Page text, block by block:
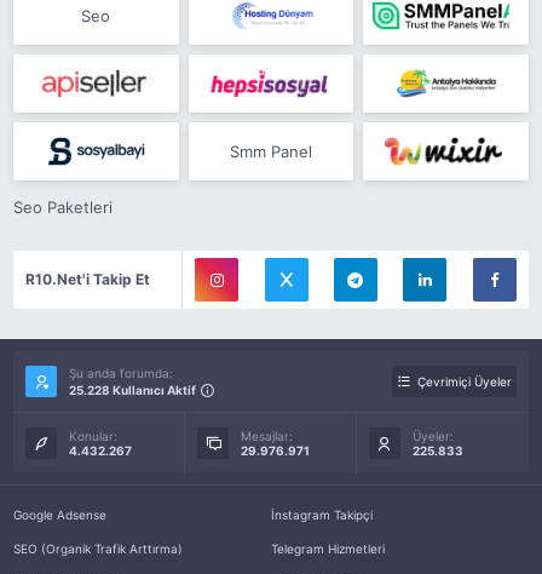
Seo
Smm Panel
Seo Paketleri
R10.Net'i Takip Et
Şu anda forumda:
25.228 Kullanıcı Aktif
Çevrimiçi Üyeler
Konular:
4.432.267
Mesajlar:
29.976.971
Üyeler:
225.833
Google Adsense
SEO (Organik Trafik Arttırma)
İnstagram Takipçi
Telegram Hizmetleri